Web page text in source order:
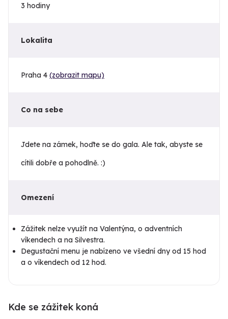
3 hodiny
Lokalita
Praha 4 (zobrazit mapu)
Co na sebe
Jdete na zámek, hoďte se do gala. Ale tak, abyste se
cítili dobře a pohodlně. :)
Omezení
Zážitek nelze využít na Valentýna, o adventních
víkendech a na Silvestra.
Degustační menu je nabízeno ve všední dny od 15 hod
a o víkendech od 12 hod.
Kde se zážitek koná